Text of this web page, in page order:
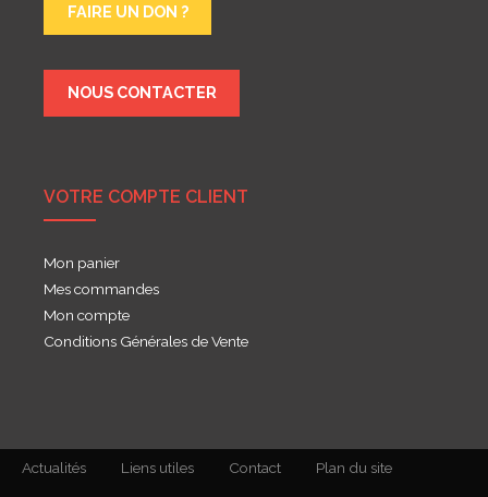
FAIRE UN DON ?
NOUS CONTACTER
VOTRE COMPTE CLIENT
Mon panier
Mes commandes
Mon compte
Conditions Générales de Vente
Actualités Liens utiles Contact Plan du site